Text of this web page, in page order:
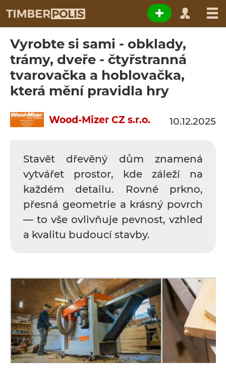
Vyrobte si sami - obklady,
trámy, dveře - čtyřstranná
tvarovačka a hoblovačka,
která mění pravidla hry
Wood-Mizer CZ s.r.o. 10.12.2025
Stavět dřevěný dům znamená
vytvářet prostor, kde záleží na
každém detailu. Rovné prkno,
přesná geometrie a krásný povrch
— to vše ovlivňuje pevnost, vzhled
a kvalitu budoucí stavby.